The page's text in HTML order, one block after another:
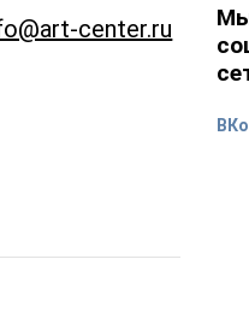
center.ru